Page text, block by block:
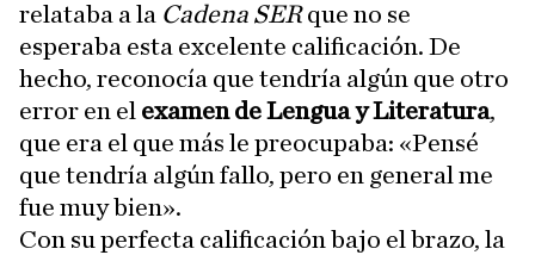
relataba a la Cadena SERque no se
esperaba esta excelente calificación. De
hecho, reconocía que tendría algún que otro
error en el examen de Lengua y Literatura,
que era el que más le preocupaba: «Pensé
que tendría algún fallo, pero en general me
fue muy bien».
Con su perfecta calificación bajo el brazo, la